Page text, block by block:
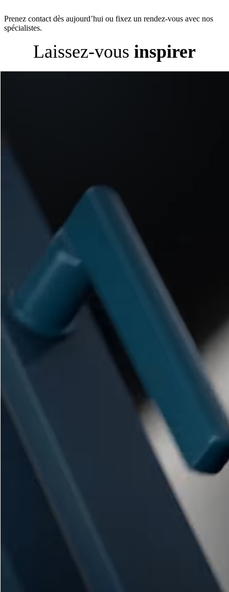
Prenez contact dès aujourd’hui ou fixez un rendez-vous avec nos
spécialistes.
Laissez-vous inspirer